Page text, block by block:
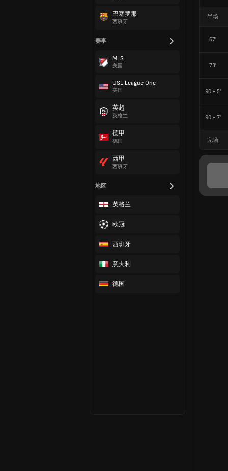
巴塞罗那
西班牙
赛事
MLS
美国
USL League One
美国
英超
英格兰
德甲
德国
西甲
西班牙
地区
英格兰
欧冠
西班牙
意大利
德国
半场
67'
73'
90 + 5'
90 + 7'
完场